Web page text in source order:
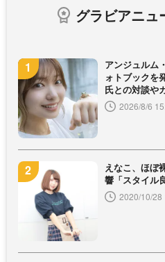
グラビアニュ
アンジュルム
ォトブック
氏との対談や
2026/8/6
えなこ、ほぼ
響「スタイル
2020/10/28